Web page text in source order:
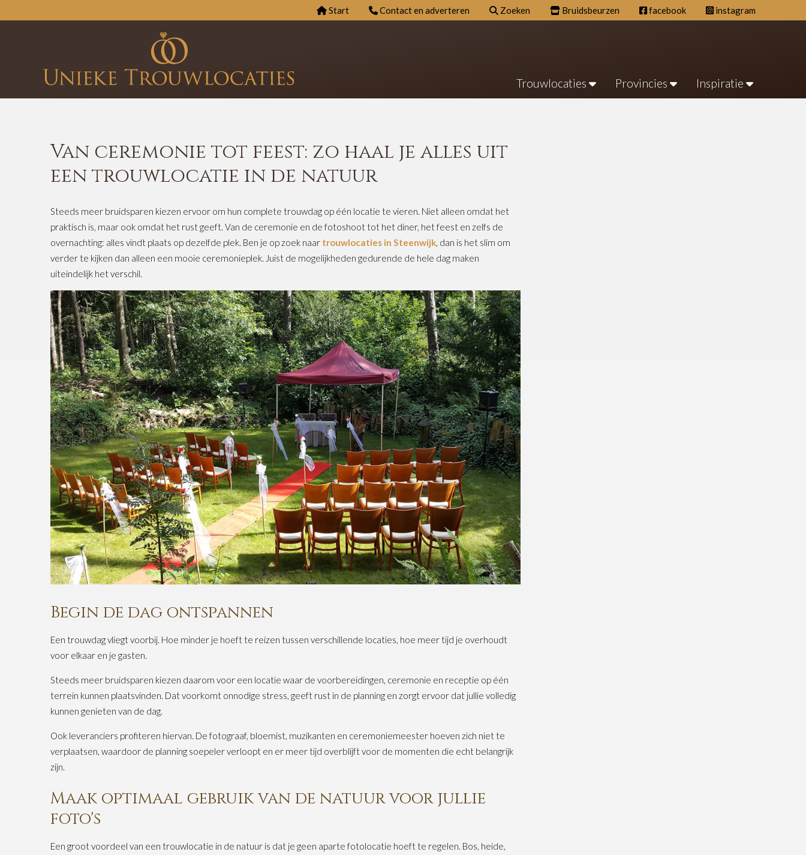
Start Contact en adverteren Zoeken Bruidsbeurzen facebook instagram
Inspiratie
Provincies
Trouwlocaties
Van ceremonie tot feest: zo haal je alles uit
een trouwlocatie in de natuur
Steeds meer bruidsparen kiezen ervoor om hun complete trouwdag op één locatie te vieren. Niet alleen omdat het
praktisch is, maar ook omdat het rust geeft. Van de ceremonie en de fotoshoot tot het diner, het feest en zelfs de
overnachting: alles vindt plaats op dezelfde plek. Ben je op zoek naar trouwlocaties in Steenwijk, dan is het slim om
verder te kijken dan alleen een mooie ceremonieplek. Juist de mogelijkheden gedurende de hele dag maken
uiteindelijk het verschil.
Begin de dag ontspannen
Een trouwdag vliegt voorbij. Hoe minder je hoeft te reizen tussen verschillende locaties, hoe meer tijd je overhoudt
voor elkaar en je gasten.
Steeds meer bruidsparen kiezen daarom voor een locatie waar de voorbereidingen, ceremonie en receptie op één
terrein kunnen plaatsvinden. Dat voorkomt onnodige stress, geeft rust in de planning en zorgt ervoor dat jullie volledig
kunnen genieten van de dag.
Ook leveranciers profiteren hiervan. De fotograaf, bloemist, muzikanten en ceremoniemeester hoeven zich niet te
verplaatsen, waardoor de planning soepeler verloopt en er meer tijd overblijft voor de momenten die echt belangrijk
zijn.
Maak optimaal gebruik van de natuur voor jullie
foto's
Een groot voordeel van een trouwlocatie in de natuur is dat je geen aparte fotolocatie hoeft te regelen. Bos, heide,